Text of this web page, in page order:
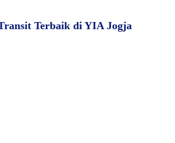
Terbaik di YIA Jogja